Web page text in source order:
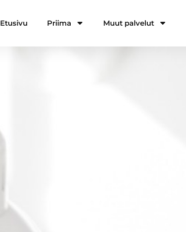
Etusivu Priima Muut palvelut